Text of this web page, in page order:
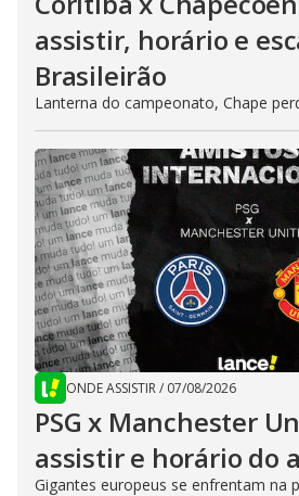
assistir, horário e
Brasileirão
Lanterna do campeonato, Chape
ONDE ASSISTIR/ 07/08/2026
PSG x Manchester
assistir e horário do
Gigantes europeus se enfrentam na